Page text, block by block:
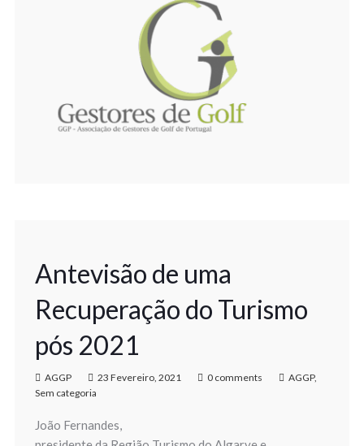
Antevisão de uma
Recuperação do Turismo
pós 2021
AGGP 23 Fevereiro, 2021 0 comments AGGP,
Sem categoria
João Fernandes,